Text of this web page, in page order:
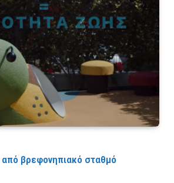
από βρεφονηπιακό σταθμό